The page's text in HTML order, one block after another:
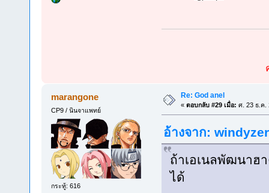
marangone
CP9 / นินจาแพทย์
กระทู้: 616
Re: God anel
« ตอบกลับ #29 เมื่อ: ศ. 23 ธ.ค.
อ้างจาก:
ถ้าเอเนลพัฒนาฮ
ได้